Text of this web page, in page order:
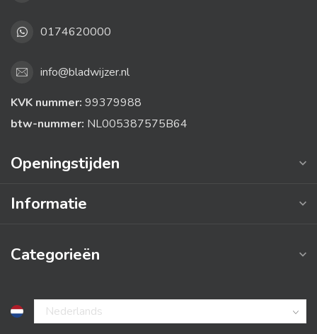
0174620000
info@bladwijzer.nl
KVK nummer: 99379988
btw-nummer: NL005387575B64
Openingstijden
Informatie
Categorieën